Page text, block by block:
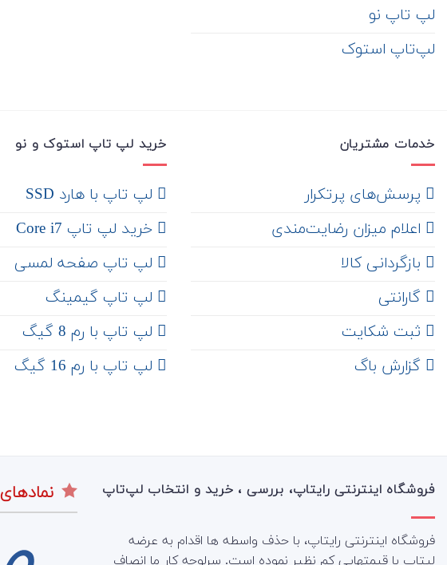
لپ تاپ نو
لپ‌تاپ استوک
خدمات مشتریان
‌ پرسش‌های پرتکرار
اعلام میزان رضایت‌مندی
‌ بازگردانی کالا
گارانتی
ثبت شکایت
‌ گزارش باگ
خرید لپ تاپ استوک و نو
لپ تاپ با هارد SSD
خرید لپ تاپ Core i7
لپ تاپ صفحه لمسی
لپ تاپ گیمینگ
لپ تاپ با رم 8 گیگ
لپ تاپ با رم 16 گیگ
فروشگاه اینترنتی رایتاپ، بررسی ، خرید و انتخاب لپ‌تاپ
فروشگاه اینترنتی رایتاپ، با حذف واسطه ها اقدام به عرضه
لپتاپ با قیمتهایی کم نظیر نموده است. سرلوحه کار ما انصاف